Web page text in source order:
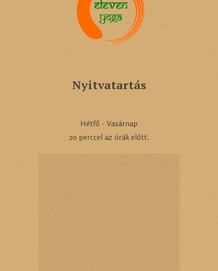
Nyitvatartás
Hétfő - Vasárnap
20 perccel az órák előtt.